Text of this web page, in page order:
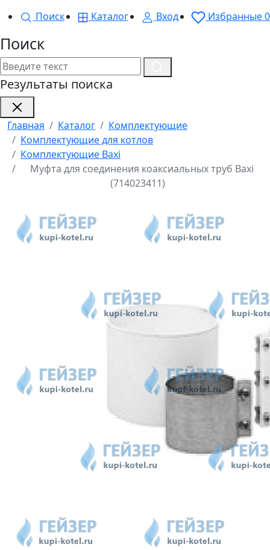
Поиск
Каталог Вход Избранные0
Поиск
Результаты поиска
Главная Каталог
Комплектующие
Комплектующие для котлов
Комплектующие Baxi
Муфта для соединения коаксиальных труб Baxi
(714023411)